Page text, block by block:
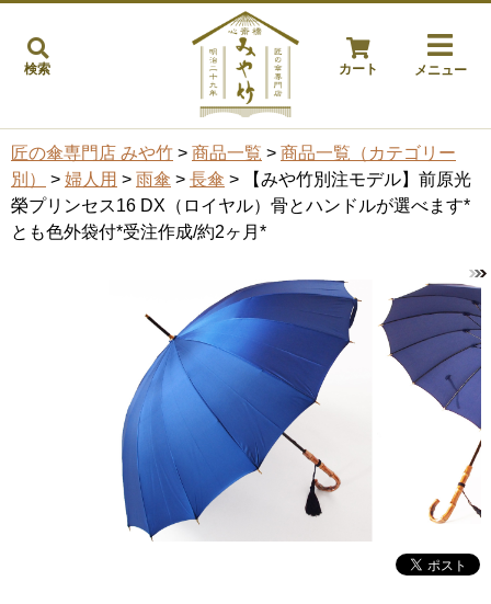
検索 カート メニュー
匠の傘専門店 みや竹 > 商品一覧 > 商品一覧（カテゴリー
別）
> 婦人用 > 雨傘 > 長傘 > 【みや竹別注モデル】前原光
榮プリンセス16 DX（ロイヤル）骨とハンドルが選べます*
とも色外袋付*受注作成/約2ヶ月*